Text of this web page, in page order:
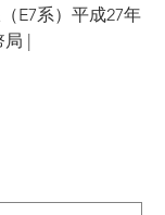
E7系）平成27年
局 |